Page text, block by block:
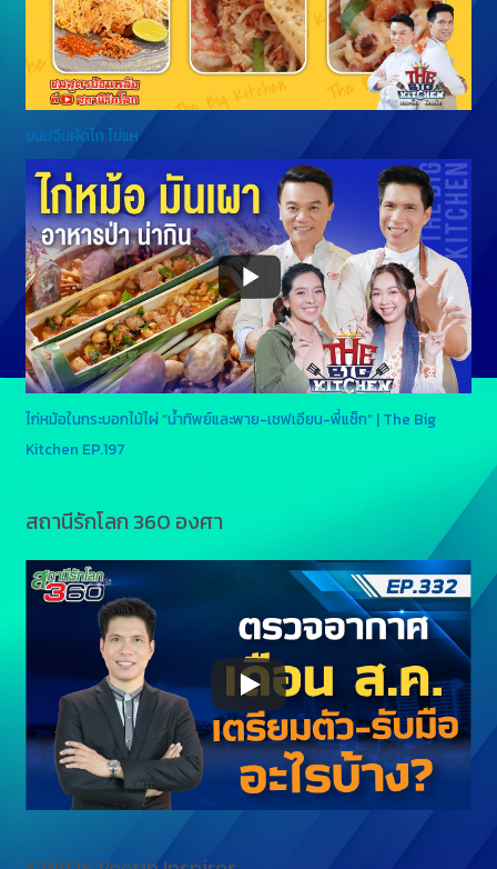
ขนมจีนผัดไท ไข่แห
ไก่หม้อในกระบอกไม้ไผ่ “น้ำทิพย์และพาย-เชฟเอียน-พี่แซ็ก” | The Big
Kitchen EP.197
สถานีรักโลก 360 องศา